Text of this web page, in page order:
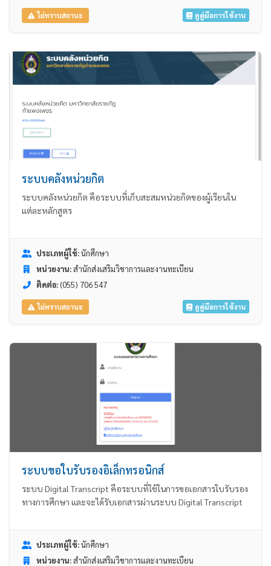
ไม่ทราบสถานะ ดูคู่มือการใช้งาน
ระบบคลังหน่วยกิต
ระบบคลังหน่วยกิต คือระบบที่เก็บสะสมหน่วยกิตของผู้เรียนใน
แต่ละหลักสูตร
ประเภทผู้ใช้:นักศึกษา
หน่วยงาน:สำนักส่งเสริมวิชาการและงานทะเบียน
ติดต่อ:(055) 706 547
ไม่ทราบสถานะ ดูคู่มือการใช้งาน
ระบบขอใบรับรองอิเล็กทรอนิกส์
ระบบ Digital Transcript คือระบบที่ใช้ในการขอเอกสารใบรับรอง
ทางการศึกษา และจะได้รับเอกสารผ่านระบบ Digital Transcript
ประเภทผู้ใช้:นักศึกษา
หน่วยงาน:สำนักส่งเสริมวิชาการและงานทะเบียน